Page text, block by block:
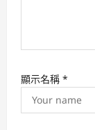
顯示名稱 *